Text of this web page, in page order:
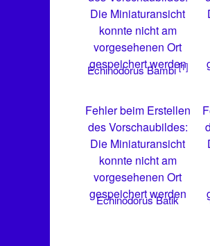
Die Miniaturansicht
konnte nicht am
vorgesehenen Ort
gespeichert werden
Echinodorus Bambi [1]
Fehler beim Erstellen
des Vorschaubildes:
Die Miniaturansicht
konnte nicht am
vorgesehenen Ort
gespeichert werden
Echinodorus Batik